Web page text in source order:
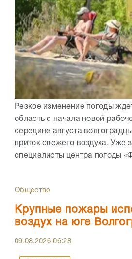
Резкое изменение погоды
область с начала новой
середине августа
приток свежего воздуха. Уже
специалисты центра погоды
Общество
Крупные пожары
воздух на юге
09.08.202606:28